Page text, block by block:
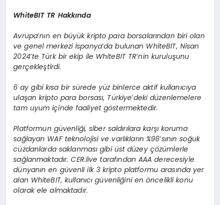
WhiteBIT TR Hakkında
Avrupa’nın en büyük kripto para borsalarından biri olan
ve genel merkezi İspanya’da bulunan WhiteBIT, Nisan
2024’te Türk bir ekip ile WhiteBIT TR’nin kuruluşunu
gerçekleştirdi.
6 ay gibi kısa bir sürede yüz binlerce aktif kullanıcıya
ulaşan kripto para borsası, Türkiye’deki düzenlemelere
tam uyum içinde faaliyet göstermektedir.
Platformun güvenliği, siber saldırılara karşı koruma
sağlayan WAF teknolojisi ve varlıkların %96’sının soğuk
cüzdanlarda saklanması gibi üst düzey çözümlerle
sağlanmaktadır. CER.live tarafından AAA derecesiyle
dünyanın en güvenli ilk 3 kripto platformu arasında yer
alan WhiteBIT, kullanıcı güvenliğini en öncelikli konu
olarak ele almaktadır.